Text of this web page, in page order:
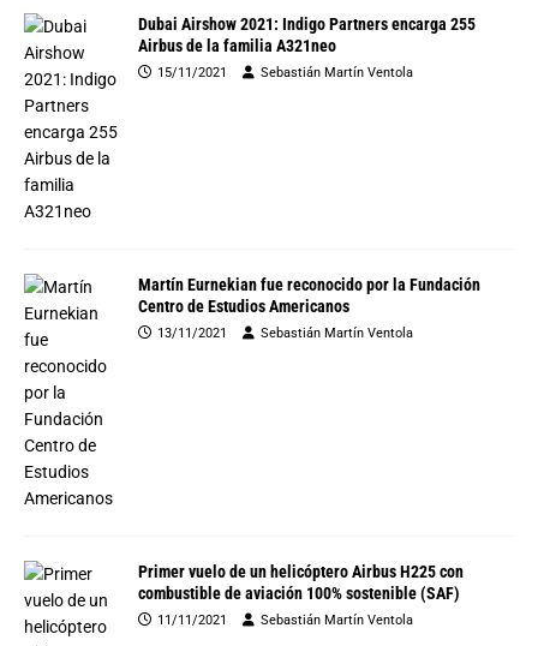
Dubai Airshow 2021: Indigo Partners encarga 255
Airbus de la familia A321neo
15/11/2021 Sebastián Martín Ventola
Martín Eurnekian fue reconocido por la Fundación
Centro de Estudios Americanos
13/11/2021 Sebastián Martín Ventola
Primer vuelo de un helicóptero Airbus H225 con
combustible de aviación 100% sostenible (SAF)
11/11/2021 Sebastián Martín Ventola